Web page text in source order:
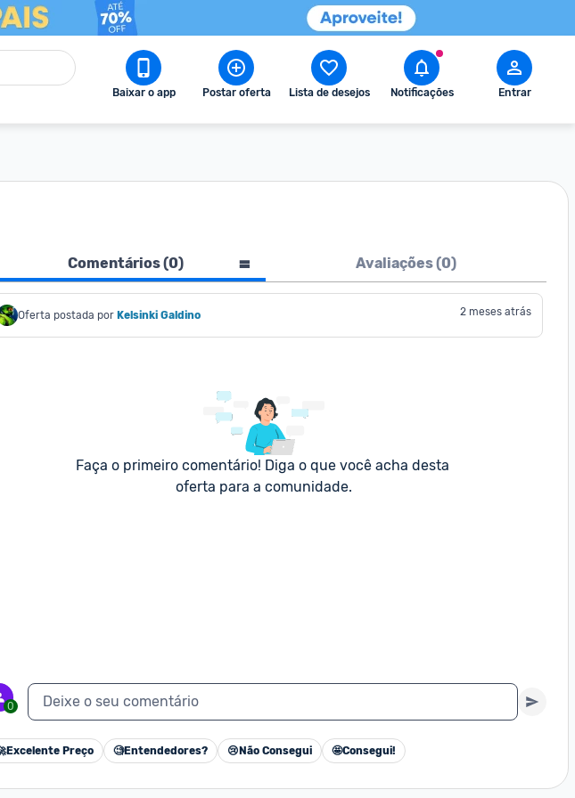
Baixar o app Postar oferta Lista de desejos Notificações Entrar
Comentários (0) Avaliações (0)
Oferta postada por Kelsinki Galdino 2 meses atrás
Faça o primeiro comentário! Diga o que você acha desta
oferta para a comunidade.
0 Deixe o seu comentário
Excelente Preço 🧐Entendedores? 😢 Não Consegui 🤩Consegui!